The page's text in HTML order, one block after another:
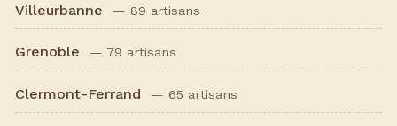
Villeurbanne — 89 artisans
Grenoble — 79 artisans
Clermont-Ferrand — 65 artisans